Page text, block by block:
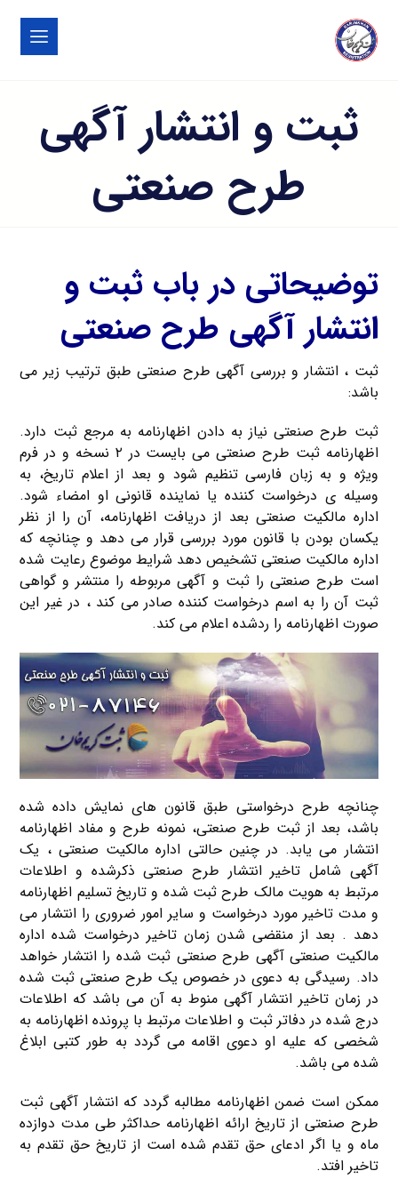
ثبت و انتشار آگهی
طرح صنعتی
توضیحاتی در باب ثبت و
انتشار آگهی طرح صنعتی
ثبت ، انتشار و بررسی آگهی طرح صنعتی طبق ترتیب زیر می
باشد:
ثبت طرح صنعتی نیاز به دادن اظهارنامه به مرجع ثبت دارد.
اظهارنامه ثبت طرح صنعتی می بایست در ۲ نسخه و در فرم
ویژه و به زبان فارسی تنظیم شود و بعد از اعلام تاریخ، به
وسیله ی درخواست کننده یا نماینده قانونی او امضاء شود.
اداره مالکیت صنعتی بعد از دریافت اظهارنامه، آن را از نظر
یکسان بودن با قانون مورد بررسی قرار می دهد و چنانچه که
اداره مالکیت صنعتی تشخیص دهد شرایط موضوع رعایت شده
است طرح صنعتی را ثبت و آگهی مربوطه را منتشر و گواهی
ثبت آن را به اسم درخواست کننده صادر می کند ، در غیر این
صورت اظهارنامه را ردشده اعلام می کند.
چنانچه طرح درخواستی طبق قانون های نمایش داده شده
باشد، بعد از ثبت طرح صنعتی، نمونه طرح و مفاد اظهارنامه
انتشار می یابد. در چنین حالتی اداره مالکیت صنعتی ، یک
آگهی شامل تاخیر انتشار طرح صنعتی ذکرشده و اطلاعات
مرتبط به هویت مالک طرح ثبت شده و تاریخ تسلیم اظهارنامه
و مدت تاخیر مورد درخواست و سایر امور ضروری را انتشار می
دهد . بعد از منقضی شدن زمان تاخیر درخواست شده اداره
مالکیت صنعتی آگهی طرح صنعتی ثبت شده را انتشار خواهد
داد. رسیدگی به دعوی در خصوص یک طرح صنعتی ثبت شده
در زمان تاخیر انتشار آگهی منوط به آن می باشد که اطلاعات
درج شده در دفاتر ثبت و اطلاعات مرتبط با پرونده اظهارنامه به
شخصی که علیه او دعوی اقامه می گردد به طور کتبی ابلاغ
شده می باشد.
ممکن است ضمن اظهارنامه مطالبه گردد که انتشار آگهی ثبت
طرح صنعتی از تاریخ ارائه اظهارنامه حداکثر طی مدت دوازده
ماه و یا اگر ادعای حق تقدم شده است از تاریخ حق تقدم به
تاخیر افتد.